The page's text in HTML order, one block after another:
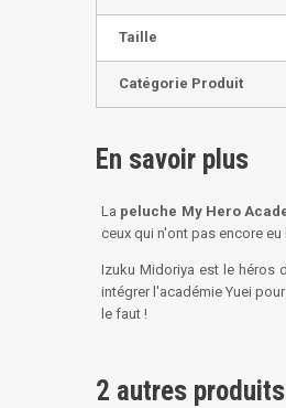
Taille
Catégorie Produit
En savoir plus
La peluche My Hero
ceux qui n'ont pas encore
Izuku Midoriya est le héros
intégrer l'académie Yuei
le faut !
2 autres